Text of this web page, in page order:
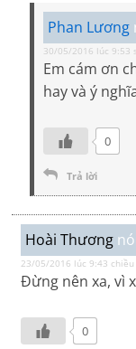
Phan Lương
30/05/2016 lúc 9:53
Em cám ơn
hay và ý
0
Trả lời
Hoài Thương
23/05/2016 lúc 9:43 chiều
Đừng nên xa, vì
0